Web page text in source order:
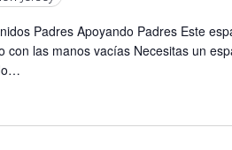
Padres Apoyando Padres Este
con las manos vacías Necesitas un